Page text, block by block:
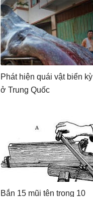
Phát hiện quái vật biển
ở Trung Quốc
Bắn 15 mũi tên trong 10